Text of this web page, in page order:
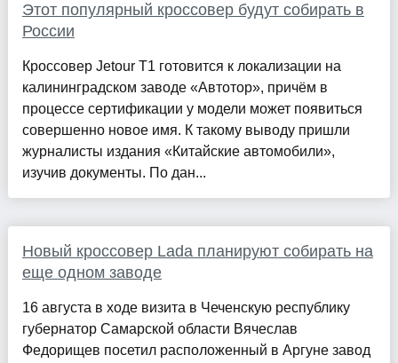
Этот популярный кроссовер будут собирать в
России
Кроссовер Jetour T1 готовится к локализации на
калининградском заводе «Автотор», причём в
процессе сертификации у модели может появиться
совершенно новое имя. К такому выводу пришли
журналисты издания «Китайские автомобили»,
изучив документы. По дан...
Новый кроссовер Lada планируют собирать на
еще одном заводе
16 августа в ходе визита в Чеченскую республику
губернатор Самарской области Вячеслав
Федорищев посетил расположенный в Аргуне завод